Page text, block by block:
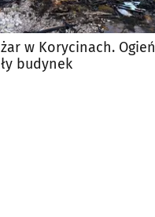
w Korycinach. Ogień
budynek